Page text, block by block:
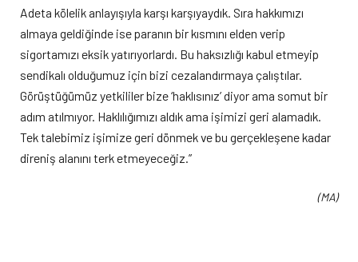
Adeta kölelik anlayışıyla karşı karşıyaydık. Sıra hakkımızı
almaya geldiğinde ise paranın bir kısmını elden verip
sigortamızı eksik yatırıyorlardı. Bu haksızlığı kabul etmeyip
sendikalı olduğumuz için bizi cezalandırmaya çalıştılar.
Görüştüğümüz yetkililer bize ‘haklısınız’ diyor ama somut bir
adım atılmıyor. Haklılığımızı aldık ama işimizi geri alamadık.
Tek talebimiz işimize geri dönmek ve bu gerçekleşene kadar
direniş alanını terk etmeyeceğiz.”
(MA)